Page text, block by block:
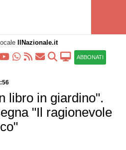
IlNazionale.it
ABBONATI
libro in giardino".
"Il ragionevole